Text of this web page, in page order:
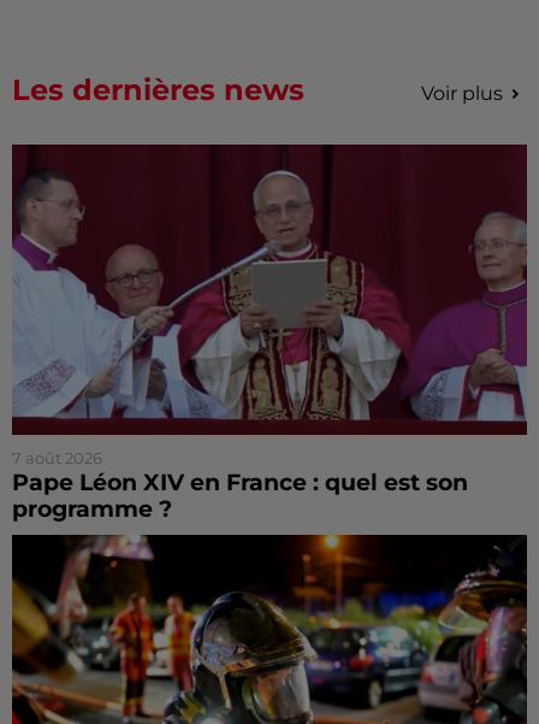
Les dernières news Voir plus
7 août 2026
Pape Léon XIV en France : quel est son
programme ?